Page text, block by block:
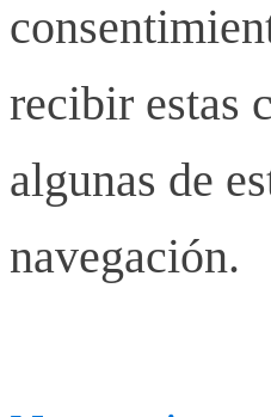
recibir estas
algunas de
navegación.